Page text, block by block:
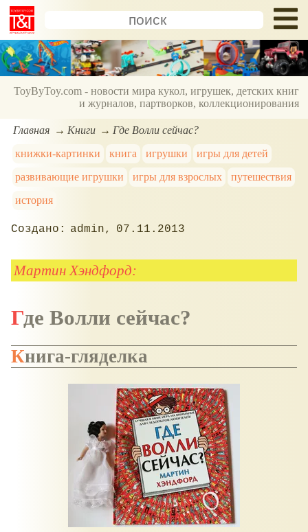
ToyByToy.com - новости мира кукол, игрушек, детских книг
и журналов, партворков, коллекционирования
Главная Книги
Где Волли сейчас?
книжки-картинки
книга игрушки
игры для детей
развивающие игрушки
игры для взрослых
путешествия
история
admin 07.11.2013
Мартин Хэндфорд:
Где Волли сейчас?
Книга-гляделка